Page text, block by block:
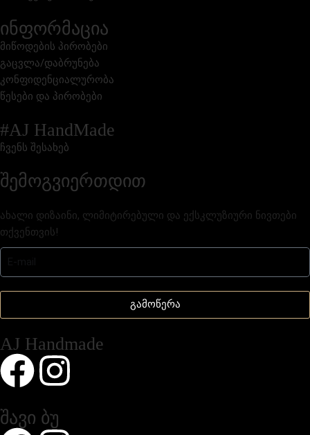
ინფორმაცია
მიწოდების პირობები
გაცვლა/დაბრუნება
კონფიდენციალურობა
წესები და პირობები
#AJ HandMade
ჩვენს შესახებ
შემოგვიერთდით
ახალი დიზაინი, ლიმიტირებული და ექსკლუზიური ნივთები
თქვენთვის!
გამოწერა
AJ Handmade
შავი ბუ